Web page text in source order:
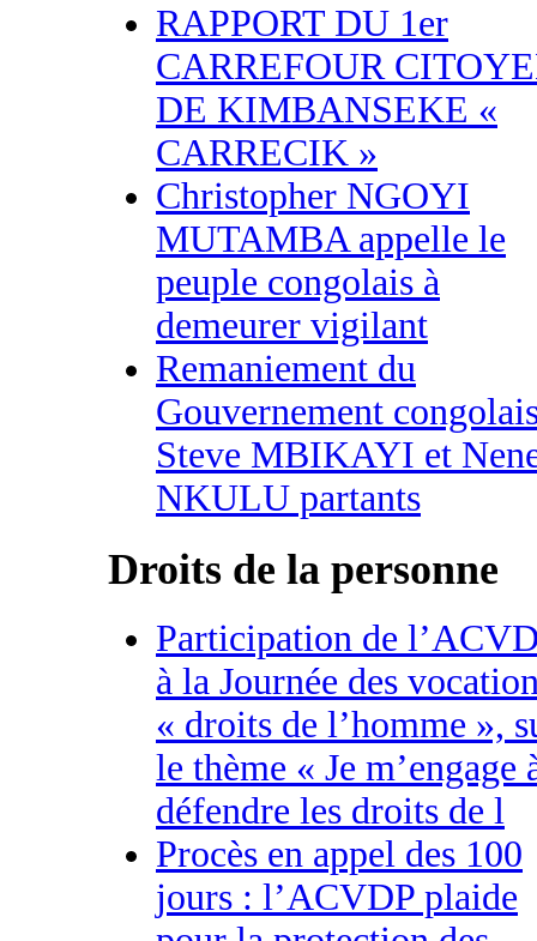
RAPPORT DU 1er
CARREFOUR
DE KIMBANSEKE «
CARRECIK »
Christopher NGOYI
MUTAMBA appelle le
peuple congolais à
demeurer vigilant
Remaniement du
Gouvernement
Steve MBIKAYI et
NKULU partants
Droits de la personne
Participation de
à la Journée des
« droits de l’homme »,
le thème « Je m’engage
défendre les droits de l
Procès en appel des 100
jours : l’ACVDP plaide